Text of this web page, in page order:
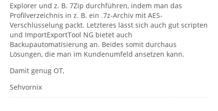
Explorer und z. B. 7Zip durchführen, indem man das
Profilverzeichnis in z. B. ein .7z-Archiv mit AES-
Verschlüsselung packt. Letzteres lässt sich auch gut scripten
und ImportExportTool NG bietet auch
Backupautomatisierung an. Beides somit durchaus
Lösungen, die man im Kundenumfeld ansetzen kann.
Damit genug OT,
Sehvornix